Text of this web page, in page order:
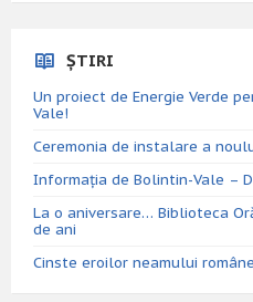
ȘTIRI
Un proiect de Energie Verde
Vale!
Ceremonia de instalare a
Informația de Bolintin-Vale –
La o aniversare… Biblioteca
de ani
Cinste eroilor neamului